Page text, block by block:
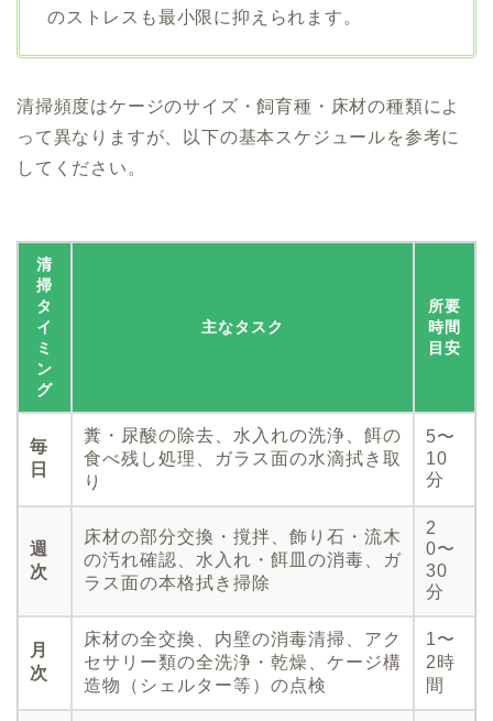
のストレスも最小限に抑えられます。
清掃頻度はケージのサイズ・飼育種・床材の種類によ
って異なりますが、以下の基本スケジュールを参考に
してください。
清
掃
タ
イ
ミ
ン
グ
主なタスク
所要
時間
目安
毎
日
糞・尿酸の除去、水入れの洗浄、餌の
食べ残し処理、ガラス面の水滴拭き取
り
5〜
10
分
週
次
床材の部分交換・撹拌、飾り石・流木
の汚れ確認、水入れ・餌皿の消毒、ガ
ラス面の本格拭き掃除
2
0〜
30
分
月
次
床材の全交換、内壁の消毒清掃、アク
セサリー類の全洗浄・乾燥、ケージ構
造物（シェルター等）の点検
1〜
2時
間